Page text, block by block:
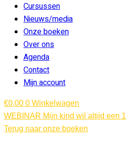
Cursussen
Nieuws/media
Onze boeken
Over ons
Agenda
Contact
Mijn account
€0,00 0 Winkelwagen
WEBINAR Mijn kind wil altijd een
Terug naar onze boeken